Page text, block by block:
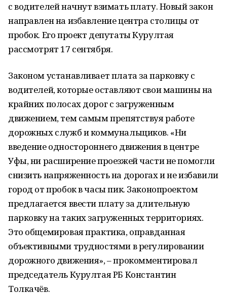
с водителей начнут взимать плату. Новый закон
направлен на избавление центра столицы от
пробок. Его проект депутаты Курултая
рассмотрят 17 сентября.
Законом устанавливает плата за парковку с
водителей, которые оставляют свои машины на
крайних полосах дорог с загруженным
движением, тем самым препятствуя работе
дорожных служб и коммунальщиков. «Ни
введение одностороннего движения в центре
Уфы, ни расширение проезжей части не помогли
снизить напряженность на дорогах и не избавили
город от пробок в часы пик. Законопроектом
предлагается ввести плату за длительную
парковку на таких загруженных территориях.
Это общемировая практика, оправданная
объективными трудностями в регулировании
дорожного движения», – прокомментировал
председатель Курултая РБ Константин
Толкачёв.